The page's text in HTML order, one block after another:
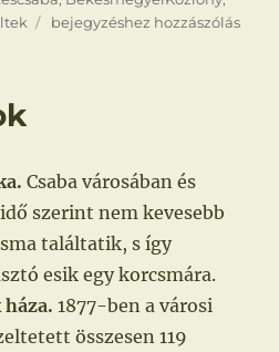
Harctéri
bejegyzéshez hozzászólás
Csaba városában és
szerint nem kevesebb
találtatik, s így
esik egy korcsmára.
háza.1877-ben a városi
összesen 119